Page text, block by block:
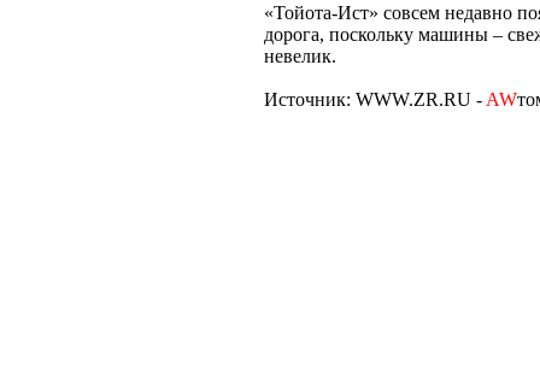
«Тойота-Ист» совсем недавно
дорога, поскольку машины –
невелик.
Источник: WWW.ZR.RU - AW